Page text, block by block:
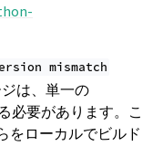
mismatch
は、単一の
必要があります。こ
をローカルでビルド